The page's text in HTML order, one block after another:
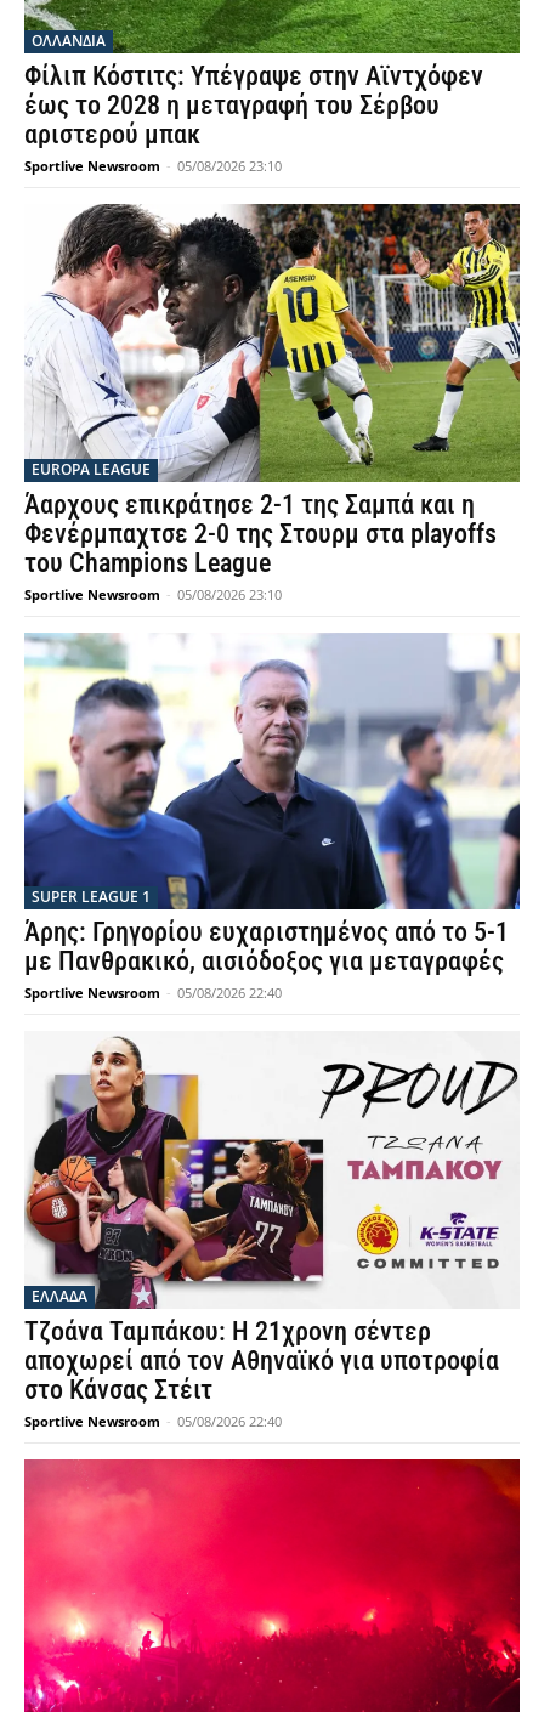
OΛΛΑΝΔΊΑ
Φίλιπ Κόστιτς: Υπέγραψε στην Αϊντχόφεν
έως το 2028 η μεταγραφή του Σέρβου
αριστερού μπακ
Sportlive Newsroom - 05/08/2026 23:10
EUROPA LEAGUE
Άαρχους επικράτησε 2-1 της Σαμπά και η
Φενέρμπαχτσε 2-0 της Στουρμ στα playoffs
του Champions League
Sportlive Newsroom - 05/08/2026 23:10
SUPER LEAGUE 1
Άρης: Γρηγορίου ευχαριστημένος από το 5-1
με Πανθρακικό, αισιόδοξος για μεταγραφές
Sportlive Newsroom - 05/08/2026 22:40
ΕΛΛΑΔΑ
Τζοάνα Ταμπάκου: Η 21χρονη σέντερ
αποχωρεί από τον Αθηναϊκό για υποτροφία
στο Κάνσας Στέιτ
Sportlive Newsroom - 05/08/2026 22:40